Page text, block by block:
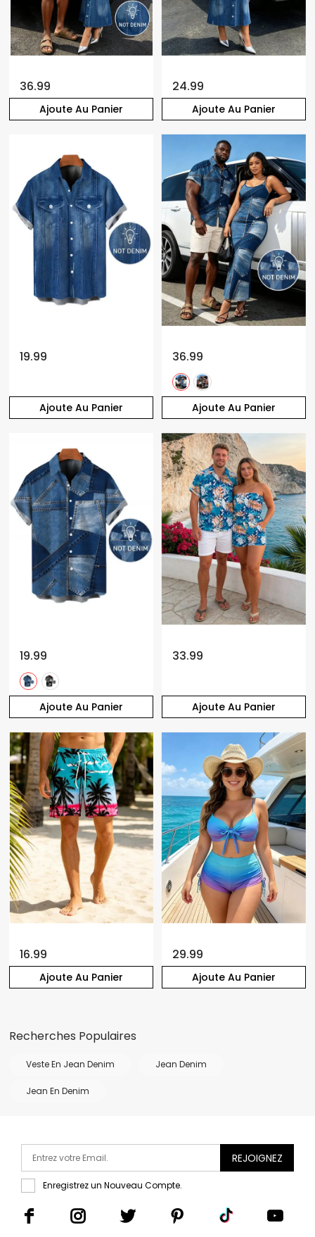
Ajoute Au Panier
36.99
Ajoute Au Panier
24.99
Ajoute Au Panier
19.99
Ajoute Au Panier
36.99
Ajoute Au Panier
19.99
Ajoute Au Panier
33.99
Ajoute Au Panier
16.99
Ajoute Au Panier
29.99
Recherches Populaires
Veste En Jean Denim Jean Denim
Jean En Denim
REJOIGNEZ
Enregistrez un Nouveau Compte.